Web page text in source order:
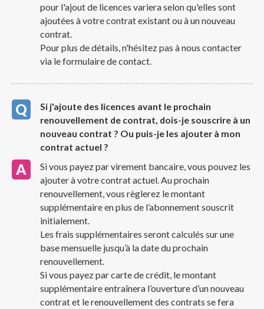
pour l'ajout de licences variera selon qu'elles sont
ajoutées à votre contrat existant ou à un nouveau
contrat.
Pour plus de détails, n'hésitez pas à nous contacter
via le formulaire de contact.
Si j'ajoute des licences avant le prochain
renouvellement de contrat, dois-je souscrire à un
nouveau contrat ? Ou puis-je les ajouter à mon
contrat actuel ?
Si vous payez par virement bancaire, vous pouvez les
ajouter à votre contrat actuel. Au prochain
renouvellement, vous règlerez le montant
supplémentaire en plus de l’abonnement souscrit
initialement.
Les frais supplémentaires seront calculés sur une
base mensuelle jusqu’à la date du prochain
renouvellement.
Si vous payez par carte de crédit, le montant
supplémentaire entraînera l’ouverture d’un nouveau
contrat et le renouvellement des contrats se fera